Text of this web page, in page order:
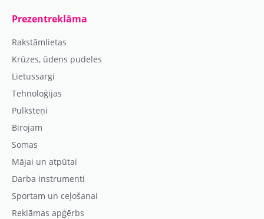
Prezentreklāma
Rakstāmlietas
Krūzes, ūdens pudeles
Lietussargi
Tehnoloģijas
Pulksteņi
Birojam
Somas
Mājai un atpūtai
Darba instrumenti
Sportam un ceļošanai
Reklāmas apģērbs